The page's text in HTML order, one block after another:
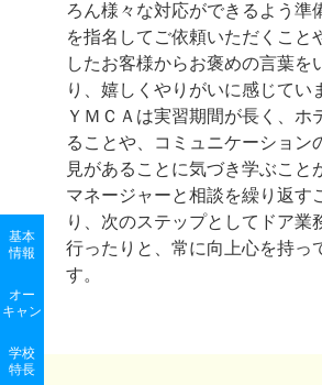
基本
情報
オー
キャン
学校
特長
ろん様々な対応ができるよう準
を指名してご依頼いただくこと
したお客様からお褒めの言葉を
り、嬉しくやりがいに感じてい
ＹＭＣＡは実習期間が長く、ホ
ることや、コミュニケーション
見があることに気づき学ぶこと
マネージャーと相談を繰り返す
り、次のステップとしてドア業
行ったりと、常に向上心を持っ
す。